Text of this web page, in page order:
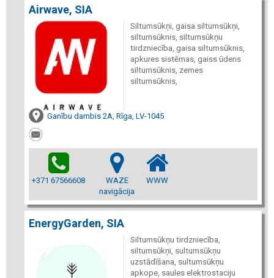
Airwave, SIA
Siltumsūkņi, gaisa siltumsūkņi,
siltumsūknis, siltumsūkņu
tirdzniecība, gaisa siltumsūknis,
apkures sistēmas, gaiss ūdens
siltumsūknis, zemes
siltumsūknis,
Ganību dambis 2A, Rīga, LV-1045
+371 67566608
WAZE
navigācija
WWW
EnergyGarden, SIA
Siltumsūkņu tirdzniecība,
siltumsūkņi, sultumsūkņu
uzstādīšana, sultumsūkņu
apkope, saules elektrostaciju